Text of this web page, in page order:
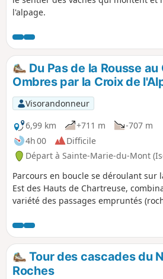
l'alpage.
Du Pas de la Rousse au
Ombres par la Croix de
Visorandonneur
6,99 km
+711 m
-707 m
4h 00
Difficile
Départ à Sainte-Marie-du-Mont
Parcours en boucle se déroulant sur
Est des Hauts de Chartreuse,
variété des passages empruntés
l'ensemble des Alpes. Réalisable en
journée, de préférence le matin.
bien lire les informations concernant
difficultés au § infos pratiques.
Tour des cascades du
Roches